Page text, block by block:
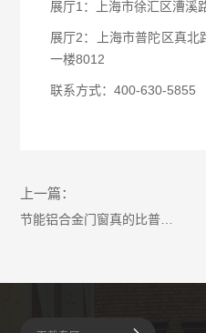
展厅1：上海市徐汇区漕溪
展厅2：上海市普陀区真北
一楼8012
联系方式：400-630-5855
上一篇：
节能铝合金门窗真的比普通